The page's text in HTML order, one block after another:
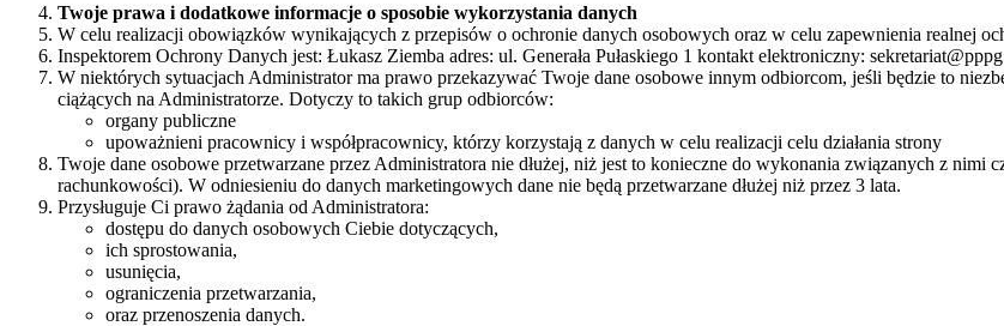
Twoje prawa i dodatkowe informacje o sposobie wykorzystania danych
W celu realizacji obowiązków wynikających z przepisów o ochronie danych osobowych oraz w celu zapewnienia realnej
Inspektorem Ochrony Danych jest: Łukasz Ziemba adres: ul. Generała Pułaskiego 1 kontakt elektroniczny:
W niektórych sytuacjach Administrator ma prawo przekazywać Twoje dane osobowe innym odbiorcom, jeśli będzie to
ciążących na Administratorze. Dotyczy to takich grup odbiorców:
organy publiczne
upoważnieni pracownicy i współpracownicy, którzy korzystają z danych w celu realizacji celu działania strony
Twoje dane osobowe przetwarzane przez Administratora nie dłużej, niż jest to konieczne do wykonania związanych z nimi
rachunkowości). W odniesieniu do danych marketingowych dane nie będą przetwarzane dłużej niż przez 3 lata.
Przysługuje Ci prawo żądania od Administratora:
dostępu do danych osobowych Ciebie dotyczących,
ich sprostowania,
usunięcia,
ograniczenia przetwarzania,
oraz przenoszenia danych.